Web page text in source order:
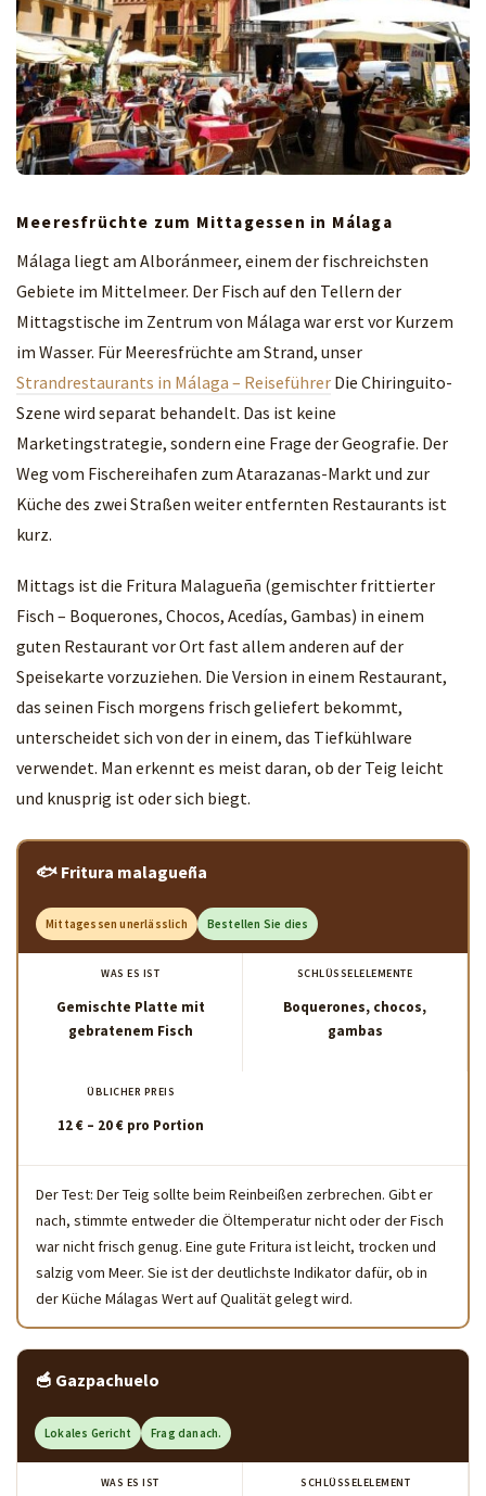
Meeresfrüchte zum Mittagessen in Málaga
Málaga liegt am Alboránmeer, einem der fischreichsten
Gebiete im Mittelmeer. Der Fisch auf den Tellern der
Mittagstische im Zentrum von Málaga war erst vor Kurzem
im Wasser. Für Meeresfrüchte am Strand, unser
Strandrestaurants in Málaga – Reiseführer Die Chiringuito-
Szene wird separat behandelt. Das ist keine
Marketingstrategie, sondern eine Frage der Geografie. Der
Weg vom Fischereihafen zum Atarazanas-Markt und zur
Küche des zwei Straßen weiter entfernten Restaurants ist
kurz.
Mittags ist die Fritura Malagueña (gemischter frittierter
Fisch – Boquerones, Chocos, Acedías, Gambas) in einem
guten Restaurant vor Ort fast allem anderen auf der
Speisekarte vorzuziehen. Die Version in einem Restaurant,
das seinen Fisch morgens frisch geliefert bekommt,
unterscheidet sich von der in einem, das Tiefkühlware
verwendet. Man erkennt es meist daran, ob der Teig leicht
und knusprig ist oder sich biegt.
🐟 Fritura malagueña
Mittagessen unerlässlich Bestellen Sie dies
WAS ES IST
Gemischte Platte mit
gebratenem Fisch
SCHLÜSSELELEMENTE
Boquerones, chocos,
gambas
ÜBLICHER PREIS
12 € – 20 € pro Portion
Der Test: Der Teig sollte beim Reinbeißen zerbrechen. Gibt er
nach, stimmte entweder die Öltemperatur nicht oder der Fisch
war nicht frisch genug. Eine gute Fritura ist leicht, trocken und
salzig vom Meer. Sie ist der deutlichste Indikator dafür, ob in
der Küche Málagas Wert auf Qualität gelegt wird.
🥣 Gazpachuelo
Lokales Gericht Frag danach.
WAS ES IST SCHLÜSSELELEMENT